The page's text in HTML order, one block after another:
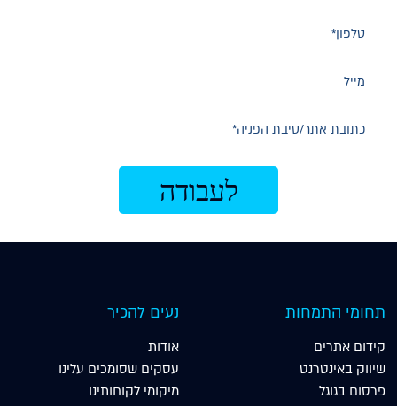
תחומי התמחות
קידום אתרים
שיווק באינטרנט
פרסום בגוגל
נעים להכיר
אודות
עסקים שסומכים עלינו
מיקומי לקוחותינו